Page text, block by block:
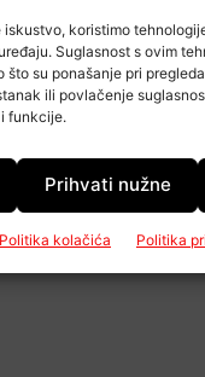
iskustvo, koristimo
Suglasnost s ovim
što su ponašanje pri
ili povlačenje
funkcije.
Prihvati nužne
Politika kolačića Politika